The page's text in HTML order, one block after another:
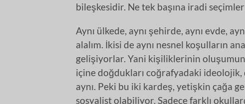
bileşkesidir. Ne tek başına iradi
Aynı ülkede, aynı şehirde, aynı evde,
alalım. İkisi de aynı nesnel koşulların
gelişiyorlar. Yani kişiliklerinin
içine doğdukları coğrafyadaki
aynı. Peki bu iki kardeş, yetişkin çağa
sosyalist olabiliyor. Sadece farklı